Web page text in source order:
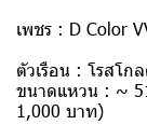
เพชร : D
ตัวเรือน : โรสโก
ขนาดแหวน : ~
1,000 บาท)